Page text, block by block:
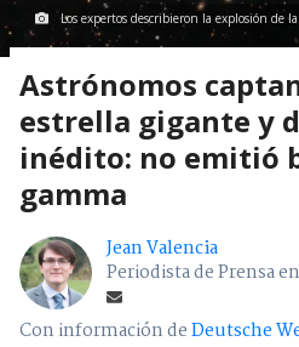
Los expertos describieron la explosión de
Astrónomos
estrella gigante y
inédito: no emitió
gamma
Jean Valencia
Periodista de Prensa
Con información deDeutsche